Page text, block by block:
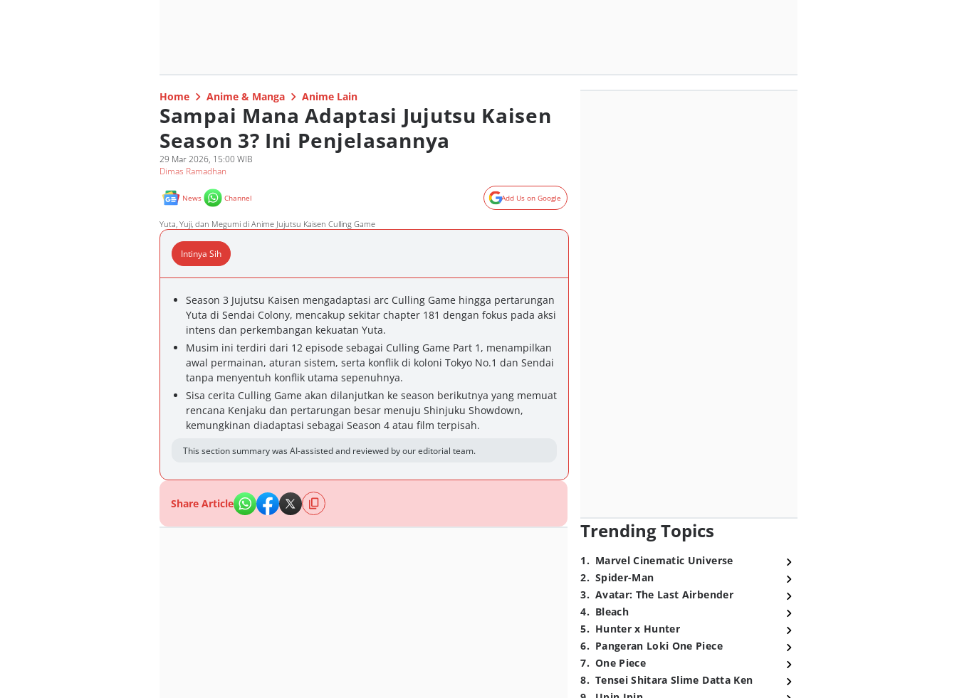
Home Anime & Manga Anime Lain
Sampai Mana Adaptasi Jujutsu Kaisen
Season 3? Ini Penjelasannya
29 Mar 2026, 15:00 WIB
Dimas Ramadhan
News Channel Add Us on Google
Yuta, Yuji, dan Megumi di Anime Jujutsu Kaisen Culling Game
Intinya Sih
Season 3 Jujutsu Kaisen mengadaptasi arc Culling Game hingga pertarungan
Yuta di Sendai Colony, mencakup sekitar chapter 181 dengan fokus pada aksi
intens dan perkembangan kekuatan Yuta.
Musim ini terdiri dari 12 episode sebagai Culling Game Part 1, menampilkan
awal permainan, aturan sistem, serta konflik di koloni Tokyo No.1 dan Sendai
tanpa menyentuh konflik utama sepenuhnya.
Sisa cerita Culling Game akan dilanjutkan ke season berikutnya yang memuat
rencana Kenjaku dan pertarungan besar menuju Shinjuku Showdown,
kemungkinan diadaptasi sebagai Season 4 atau film terpisah.
This section summary was AI-assisted and reviewed by our editorial team.
Share Article
Trending Topics
1. Marvel Cinematic Universe
2. Spider-Man
3. Avatar: The Last Airbender
4. Bleach
5. Hunter x Hunter
6. Pangeran Loki One Piece
7. One Piece
8. Tensei Shitara Slime Datta Ken